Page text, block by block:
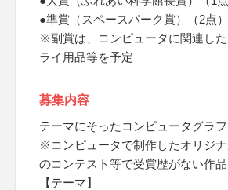
●準賞（スペースパーク賞）（2点）
※副賞は、コンピュータに関連し
ライ用品等を予定
募集内容
テーマにそったコンピュータグラ
※コンピュータで制作したオリジ
のコンテスト等で受賞歴がない作
【テーマ】